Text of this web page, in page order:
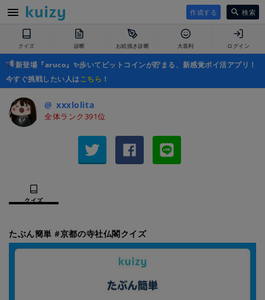
作成する 検索
クイズ 診断 お絵描き診断 大喜利 ログイン
新登場『aruco』✨歩いてビットコインが貯まる、新感覚ポイ活アプリ！
今すぐ挑戦したい人はこちら ！
@_xxxlolita
全体ランク391位
クイズ
たぶん簡単 #京都の寺社仏閣クイズ